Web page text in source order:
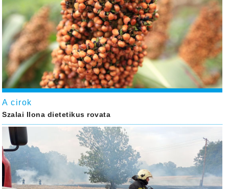
A cirok
Szalai Ilona dietetikus rovata